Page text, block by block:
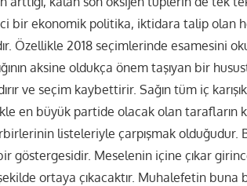
bir ekonomik politika, iktidara talip olan
Özellikle 2018 seçimlerinde esamesini
aksine oldukça önem taşıyan bir
ve seçim kaybettirir. Sağın tüm iç
en büyük partide olacak olan tarafların
listeleriyle çarpışmak olduğudur.
göstergesidir. Meselenin içine çıkar
ortaya çıkacaktır. Muhalefetin buna